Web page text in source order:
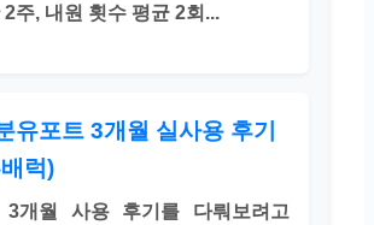
주, 내원 횟수 평균 2회...
유포트 3개월 실사용 후기
럭)
3개월 사용 후기를 다뤄보려고